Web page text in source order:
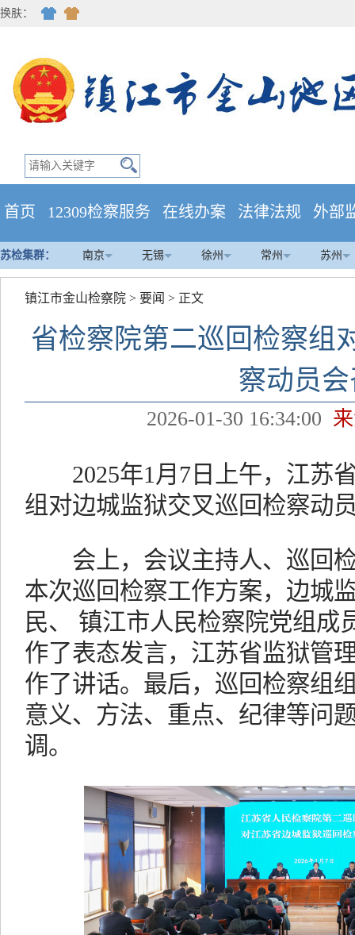
换肤：
首页 12309检察服务 在线办案 法律法规 外部
苏检集群： 南京 无锡 徐州 常州 苏州
镇江市金山检察院 > 要闻 > 正文
省检察院第二巡回检察组
察动员
2026-01-30 16:34:00
2025年1月7日上午，江苏
组对边城监狱交叉巡回检察动
会上，会议主持人、巡回检
本次巡回检察工作方案，边城
民、 镇江市人民检察院党组成
作了表态发言，江苏省监狱管
作了讲话。最后，巡回检察组
意义、方法、重点、纪律等问
调。